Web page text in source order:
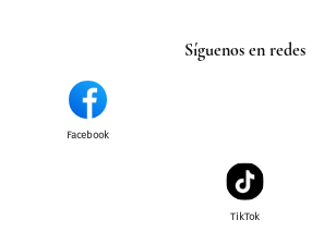
Síguenos en redes
Facebook
TikTok